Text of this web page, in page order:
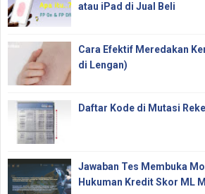
atau iPad di Jual Beli
Cara Efektif Meredakan
di Lengan)
Daftar Kode di Mutasi
Jawaban Tes Membuka
Hukuman Kredit Skor ML